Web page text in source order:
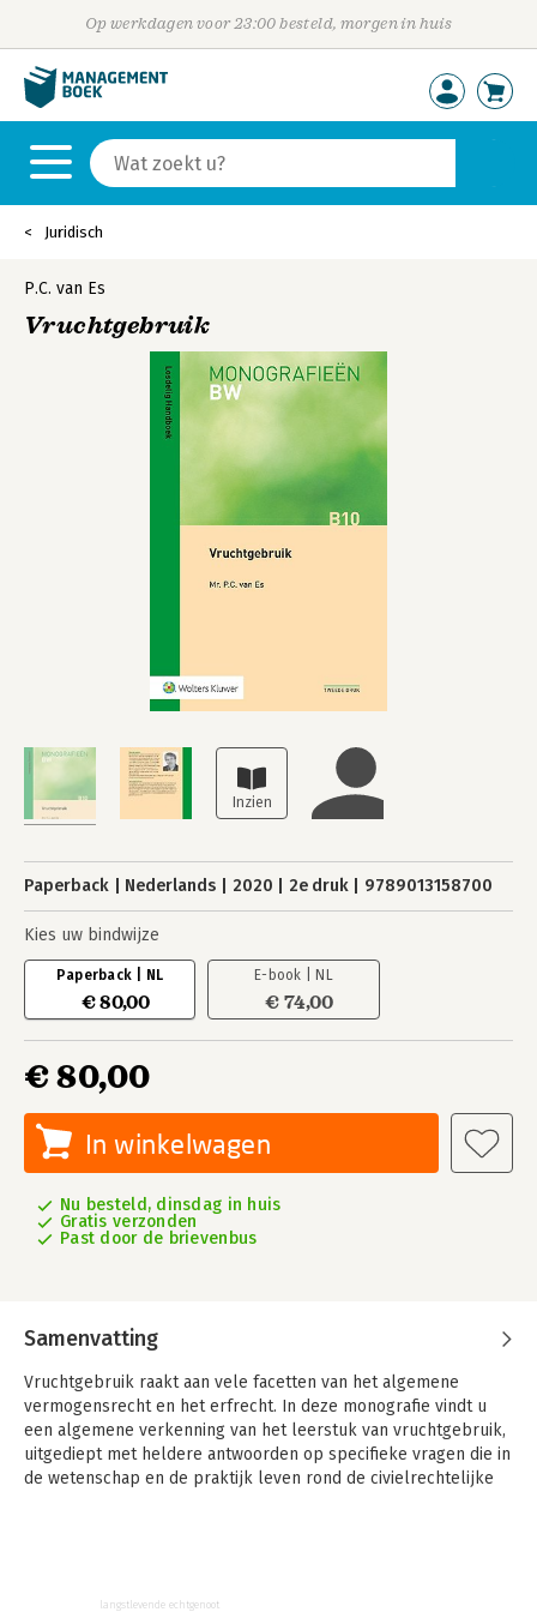
Op werkdagen voor 23:00 besteld, morgen in huis
Juridisch
P.C. van Es
Vruchtgebruik
Paperback Nederlands 2020 2e druk 9789013158700
Kies uw bindwijze
Paperback | NL
€ 80,00
E-book | NL
€ 74,00
€ 80,00
In winkelwagen
Nu besteld, dinsdag in huis
Gratis verzonden
Past door de brievenbus
Samenvatting
Vruchtgebruik raakt aan vele facetten van het algemene
vermogensrecht en het erfrecht. In deze monografie vindt u
een algemene verkenning van het leerstuk van vruchtgebruik,
uitgediept met heldere antwoorden op specifieke vragen die in
de wetenschap en de praktijk leven rond de civielrechtelijke
langstlevende echtgenoot